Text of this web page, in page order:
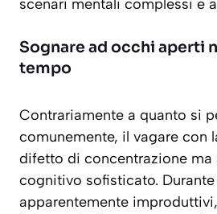
scenari mentali complessi e
Sognare ad occhi aperti
tempo
Contrariamente a quanto si
comunemente, il vagare con
difetto di concentrazione ma
cognitivo sofisticato.
apparentemente